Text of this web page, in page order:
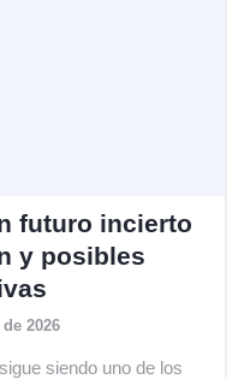
futuro incierto
y posibles
2026
siendo uno de los